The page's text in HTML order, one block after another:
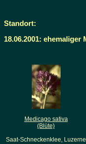
Standort:
18.06.2001:
Medicago sativa
(Blüte)
Saat-Schneckenklee, Luzerne